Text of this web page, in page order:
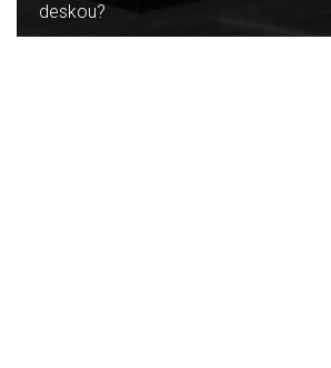
porovnání s ostatními materiály